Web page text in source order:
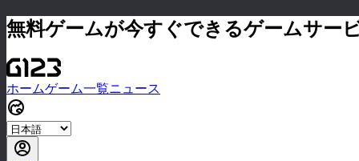
無料ゲームが今すぐできるゲームサー
ホームゲーム一覧ニュース